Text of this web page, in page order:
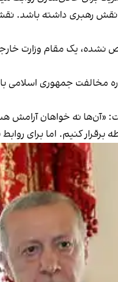
رهبری داشته باشد.
یک مقام وزارت خارجه
مخالفت جمهوری اسلامی
«آن‌ها نه خواهان آرامش
کنیم. اما برای روابط